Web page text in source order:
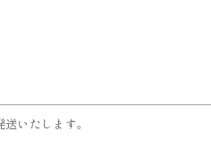
いたします。